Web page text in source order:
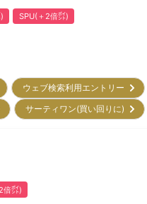
SPU(＋2倍㌽)
ウェブ検索利用エントリー
サーティワン(買い回りに)
倍㌽)